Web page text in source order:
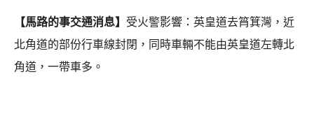
【馬路的事交通消息】 受火警影響：英皇道去筲箕灣，近
北角道的部份行車線封閉，同時車輛不能由英皇道左轉北
角道，一帶車多。